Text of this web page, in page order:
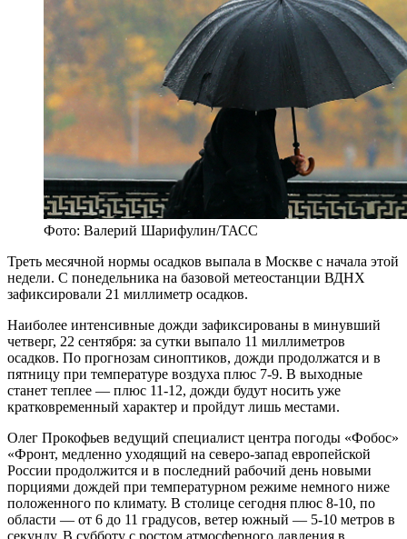
Фото: Валерий Шарифулин/ТАСС
Треть месячной нормы осадков выпала в Москве с начала этой
недели. С понедельника на базовой метеостанции ВДНХ
зафиксировали 21 миллиметр осадков.
Наиболее интенсивные дожди зафиксированы в минувший
четверг, 22 сентября: за сутки выпало 11 миллиметров
осадков. По прогнозам синоптиков, дожди продолжатся и в
пятницу при температуре воздуха плюс 7-9. В выходные
станет теплее — плюс 11-12, дожди будут носить уже
кратковременный характер и пройдут лишь местами.
Олег Прокофьев ведущий специалист центра погоды «Фобос»
«Фронт, медленно уходящий на северо-запад европейской
России продолжится и в последний рабочий день новыми
порциями дождей при температурном режиме немного ниже
положенного по климату. В столице сегодня плюс 8-10, по
области — от 6 до 11 градусов, ветер южный — 5-10 метров в
секунду. В субботу с ростом атмосферного давления в